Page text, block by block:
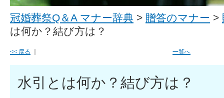
冠婚葬祭Q＆A マナー辞典 > 贈答のマナー >
は何か？結び方は？
<< 戻る ｜ 一覧へ
水引とは何か？結び方は？